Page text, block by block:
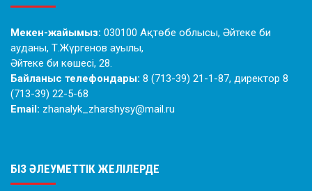
Мекен-жайымыз: 030100 Ақтөбе облысы, Әйтеке би
ауданы, Т.Жүргенов ауылы,
Әйтеке би көшесі, 28.
Байланыс телефондары: 8 (713-39) 21-1-87, директор 8
(713-39) 22-5-68
Email: zhanalyk_zharshysy@mail.ru
БІЗ ӘЛЕУМЕТТІК ЖЕЛІЛЕРДЕ